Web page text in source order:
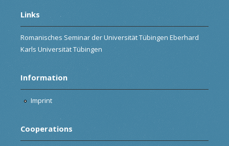
Links
Romanisches Seminar der Universität Tübingen Eberhard
Karls Universität Tübingen
Information
Imprint
Cooperations